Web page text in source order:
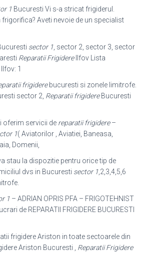
1 Bucuresti Vi s-a stricat frigiderul.
Aveti nevoie de un specialist
sector 1, sector 2, sector 3, sector
Reparatii FrigidereIlfov Lista
1
frigiderebucuresti si zonele limitrofe.
sector 2, Reparatii frigidereBucuresti
oferim servicii de reparatii frigidere–
1( Aviatorilor , Aviatiei, Baneasa,
Domenii,
stau la dispozitie pentru orice tip de
dvs in Bucuresti sector 1,2,3,4,5,6
1 – ADRIAN OPRIS PFA – FRIGOTEHNIST
de REPARATII FRIGIDERE BUCURESTI
frigidere Ariston in toate sectoarele din
Ariston Bucuresti , Reparatii Frigidere